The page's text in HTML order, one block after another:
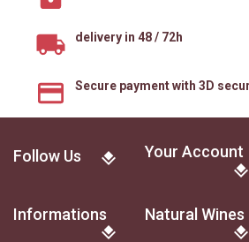
delivery in 48 / 72h
Secure payment with 3D
Follow Us Your Account
Informations Natural Wines